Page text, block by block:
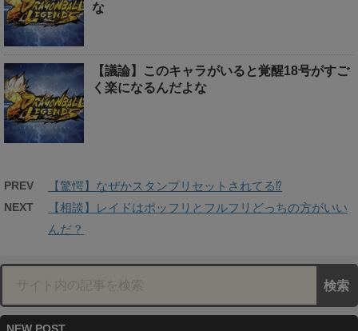
な
【議論】このキャラがいると覚醒18号がすご
く楽になるんだよな
PREV 【驚愕】なぜかスタンプリセットされてる⁉︎
NEXT
【相談】レイドはポッフリとフルフリどっちの方がいい
んだ？